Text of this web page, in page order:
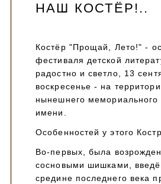
НАШ КОСТЁР!..
Костёр "Прощай, Лето!" -
фестиваля детской
радостно и светло, 13
воскресенье - на
нынешнего мемориального
имени.
Особенностей у этого
Во-первых, была
сосновыми шишками,
средине последнего века